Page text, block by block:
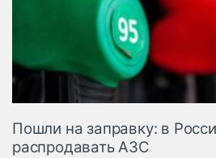
Пошли на заправку: в
распродавать АЗС